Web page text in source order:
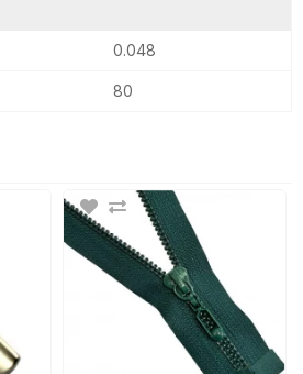
0.048
80